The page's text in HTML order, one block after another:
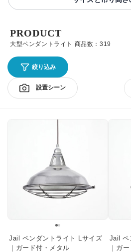
大型ペンダントライト 商品数：319
PRODUCT
絞り込み
設置シーン
Jail ペンダントライト Lサイズ
｜ガード付・メタル
Jail ペ
｜ガ